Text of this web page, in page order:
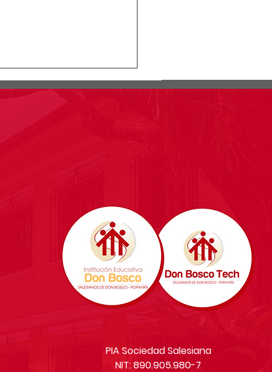
PIA Sociedad Salesiana
NIT: 890.905.980-7